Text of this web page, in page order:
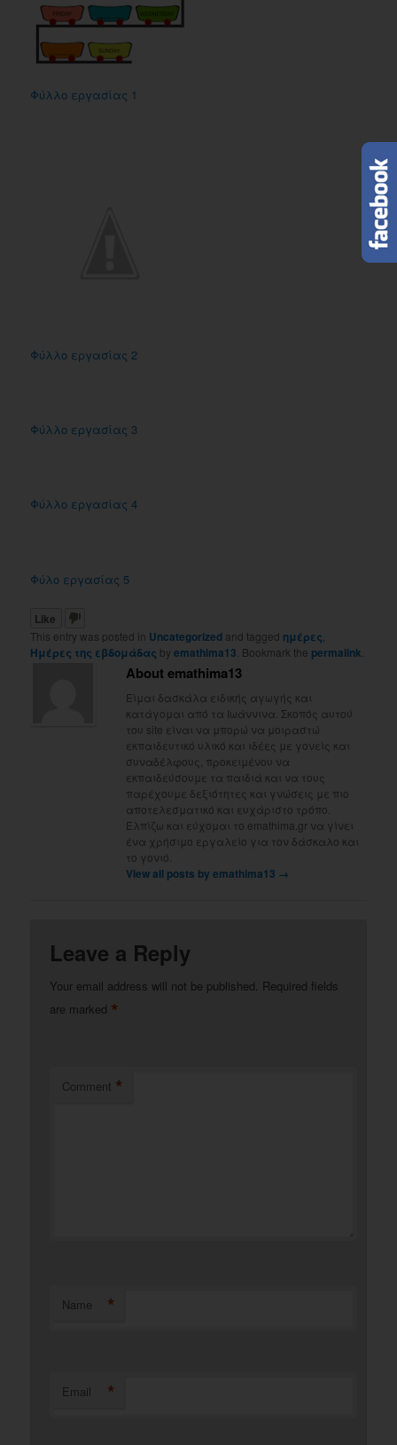
Φύλλο εργασίας 1
Φύλλο εργασίας 2
Φύλλο εργασίας 3
Φύλλο εργασίας 4
Φύλο εργασίας 5
Like
This entry was posted in Uncategorized and tagged ημέρες
Ημέρες της εβδομάδας byemathima13 . Bookmark the permalink
About emathima13
Είμαι δασκάλα ειδικής αγωγής και
κατάγομαι από τα Ιωάννινα. Σκοπός αυτού
του site είναι να μπορώ να μοιραστώ
εκπαιδευτικό υλικό και ιδέες με γονείς και
συναδέλφους, προκειμένου να
εκπαιδεύσουμε τα παιδιά και να τους
παρέχουμε δεξιότητες και γνώσεις με πιο
αποτελεσματικό και ευχάριστο τρόπο.
Ελπίζω και εύχομαι το emathima.gr να γίνει
ένα χρήσιμο εργαλείο για τον δάσκαλο και
το γονιό.
View all posts by emathima13 →
Leave a Reply
Your email address will not be published. Required fields
are marked *
Comment *
Name *
Email *